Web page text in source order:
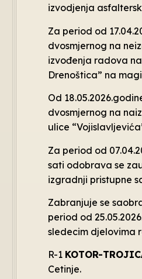
izvodjenja
Za period od
dvosmjernog na
izvođenja radova
Drenoštica” na
Od
dvosmjernog na
ulice
Za period od
sati odobrava se
izgradnji pristupne
Zabranjuje se
period od
sledecim djelovima
R-1 KOTOR-
Cetinje.